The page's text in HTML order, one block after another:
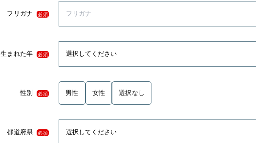
フリガナ 必須
生まれた年 必須
性別 必須 男性 女性 選択なし
都道府県 必須